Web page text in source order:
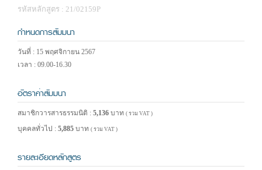
รหัสหลักสูตร : 21/02159P
กำหนดการสัมมนา
วันที่ : 15 พฤศจิกายน 2567
เวลา : 09.00-16.30
อัตราค่าสัมมนา
สมาชิกวารสารธรรมนิติ : 5,136 บาท ( รวม VAT )
บุคคลทั่วไป : 5,885 บาท ( รวม VAT )
รายละเอียดหลักสูตร